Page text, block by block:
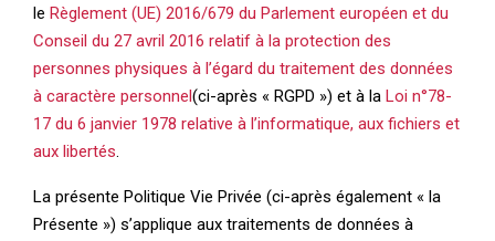
le Règlement (UE) 2016/679 du Parlement européen et du
Conseil du 27 avril 2016 relatif à la protection des
personnes physiques à l’égard du traitement des données
à caractère personnel(ci-après « RGPD ») et à la Loi n°78-
17 du 6 janvier 1978 relative à l’informatique, aux fichiers et
aux libertés.
La présente Politique Vie Privée (ci-après également « la
Présente ») s’applique aux traitements de données à